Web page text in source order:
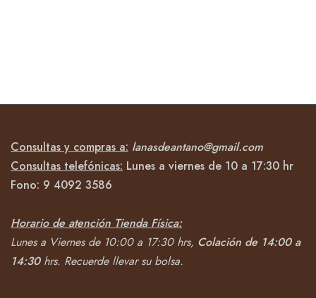
Consultas y compras a: lanasdeantano@gmail.com
Consultas telefónicas: Lunes a viernes de 10 a 17:30 hr
Fono: 9 4092 3586
Horario de atención Tienda Física:
Lunes a Viernes de 10:00 a 17:30 hrs, Colación de 14:00 a
14:30hrs. Recuerde llevar su bolsa.